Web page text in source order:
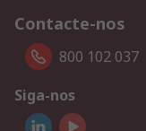
Contacte-nos
800 102 037
Siga-nos